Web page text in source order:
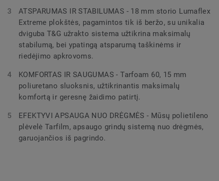
ATSPARUMAS IR STABILUMAS - 18 mm storio Lumaflex
Extreme plokštės, pagamintos tik iš beržo, su unikalia
dviguba T&G užrakto sistema užtikrina maksimalų
stabilumą, bei ypatingą atsparumą taškinėms ir
riedėjimo apkrovoms.
KOMFORTAS IR SAUGUMAS - Tarfoam 60, 15 mm
poliuretano sluoksnis, užtikrinantis maksimalų
komfortą ir geresnę žaidimo patirtį.
EFEKTYVI APSAUGA NUO DRĖGMĖS - Mūsų polietileno
plėvelė Tarfilm, apsaugo grindų sistemą nuo drėgmės,
garuojančios iš pagrindo.